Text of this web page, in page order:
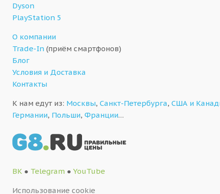
Dyson
PlayStation 5
О компании
Trade-In (приём смартфонов)
Блог
Условия и Доставка
Контакты
К нам едут из: Москвы, Санкт-Петербурга, США и
Германии, Польши, Франции…
ВК ● Telegram ● YouTube
Использование cookie